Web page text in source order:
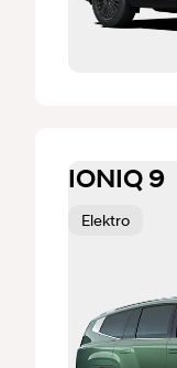
IONIQ 9
Elektro